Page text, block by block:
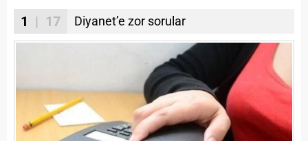
1 | 17 Diyanet’e zor sorular